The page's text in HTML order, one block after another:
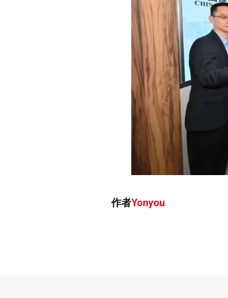
作者Yonyou